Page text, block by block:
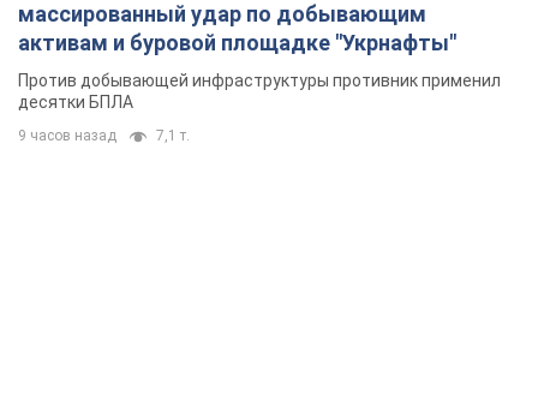
массированный удар по добывающим
активам и буровой площадке "Укрнафты"
Против добывающей инфраструктуры противник применил
десятки БПЛА
9 часов назад 7,1 т.